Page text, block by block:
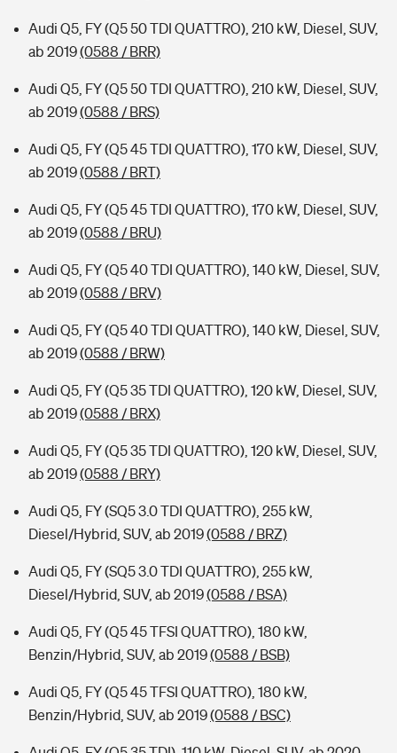
Audi Q5, FY (Q5 50 TDI QUATTRO), 210 kW, Diesel, SUV,
ab 2019(0588 / BRR)
Audi Q5, FY (Q5 50 TDI QUATTRO), 210 kW, Diesel, SUV,
ab 2019(0588 / BRS)
Audi Q5, FY (Q5 45 TDI QUATTRO), 170 kW, Diesel, SUV,
ab 2019(0588 / BRT)
Audi Q5, FY (Q5 45 TDI QUATTRO), 170 kW, Diesel, SUV,
ab 2019(0588 / BRU)
Audi Q5, FY (Q5 40 TDI QUATTRO), 140 kW, Diesel, SUV,
ab 2019(0588 / BRV)
Audi Q5, FY (Q5 40 TDI QUATTRO), 140 kW, Diesel, SUV,
ab 2019(0588 / BRW)
Audi Q5, FY (Q5 35 TDI QUATTRO), 120 kW, Diesel, SUV,
ab 2019(0588 / BRX)
Audi Q5, FY (Q5 35 TDI QUATTRO), 120 kW, Diesel, SUV,
ab 2019(0588 / BRY)
Audi Q5, FY (SQ5 3.0 TDI QUATTRO), 255 kW,
Diesel/Hybrid, SUV, ab 2019(0588 / BRZ)
Audi Q5, FY (SQ5 3.0 TDI QUATTRO), 255 kW,
Diesel/Hybrid, SUV, ab 2019(0588 / BSA)
Audi Q5, FY (Q5 45 TFSI QUATTRO), 180 kW,
Benzin/Hybrid, SUV, ab 2019(0588 / BSB)
Audi Q5, FY (Q5 45 TFSI QUATTRO), 180 kW,
Benzin/Hybrid, SUV, ab 2019(0588 / BSC)